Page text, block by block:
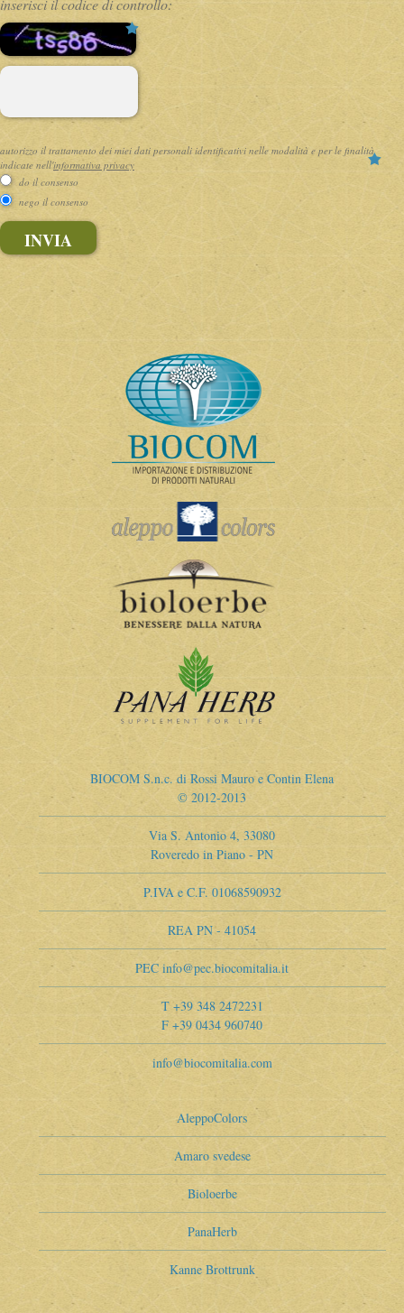
inserisci il codice di controllo:
( * )
autorizzo il trattamento dei miei dati personali identificativi nelle modalità e per le finalità
indicate nell'informativa privacy
do il consenso
nego il consenso
BIOCOM S.n.c. di Rossi Mauro e Contin Elena
© 2012-2013
Via S. Antonio 4, 33080
Roveredo in Piano - PN
P.IVA e C.F. 01068590932
REA PN - 41054
PEC info@pec.biocomitalia.it
T +39 348 2472231
F +39 0434 960740
info@biocomitalia.com
AleppoColors
Amaro svedese
Bioloerbe
PanaHerb
Kanne Brottrunk